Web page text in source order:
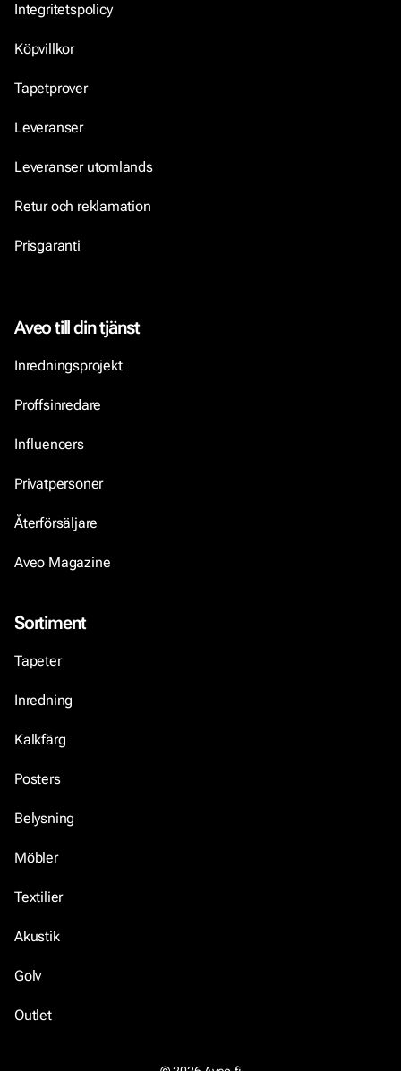
Integritetspolicy
Köpvillkor
Tapetprover
Leveranser
Leveranser utomlands
Retur och reklamation
Prisgaranti
Aveo till din tjänst
Inredningsprojekt
Proffsinredare
Influencers
Privatpersoner
Återförsäljare
Aveo Magazine
Sortiment
Tapeter
Inredning
Kalkfärg
Posters
Belysning
Möbler
Textilier
Akustik
Golv
Outlet